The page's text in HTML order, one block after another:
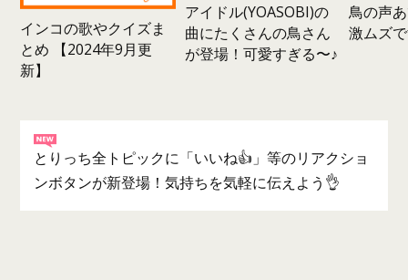
インコの歌やクイズま
とめ 【2024年9月更
新】
アイドル(YOASOBI)の
曲にたくさんの鳥さん
が登場！可愛すぎる〜♪
鳥の声
激ムズ
とりっち全トピックに「いいね👍」等のリアクショ
ンボタンが新登場！気持ちを気軽に伝えよう👌